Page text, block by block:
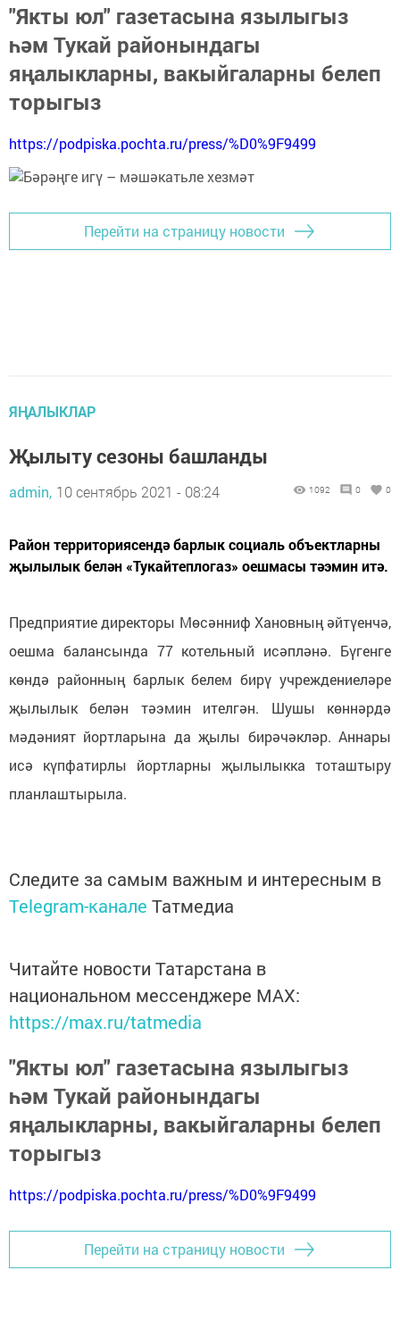
"Якты юл" газетасына язылыгыз
һәм Тукай районындагы
яңалыкларны, вакыйгаларны белеп
торыгыз
https://podpiska.pochta.ru/press/%D0%9F9499
Перейти на страницу новости
ЯҢАЛЫКЛАР
Җылыту сезоны башланды
admin, 10 сентябрь 2021 - 08:24 1092 0 0
Район территориясендә барлык социаль объектларны
җылылык белән «Тукайтеплогаз» оешмасы тәэмин итә.
Предприятие директоры Мөсәнниф Хановның әйтүенчә,
оешма балансында 77 котельный исәпләнә. Бүгенге
көндә районның барлык белем бирү учреждениеләре
җылылык белән тәэмин ителгән. Шушы көннәрдә
мәдәният йортларына да җылы бирәчәкләр. Аннары
исә күпфатирлы йортларны җылылыкка тоташтыру
планлаштырыла.
Следите за самым важным и интересным в
Telegram-канале Татмедиа
Читайте новости Татарстана в
национальном мессенджере MАХ:
https://max.ru/tatmedia
"Якты юл" газетасына язылыгыз
һәм Тукай районындагы
яңалыкларны, вакыйгаларны белеп
торыгыз
https://podpiska.pochta.ru/press/%D0%9F9499
Перейти на страницу новости